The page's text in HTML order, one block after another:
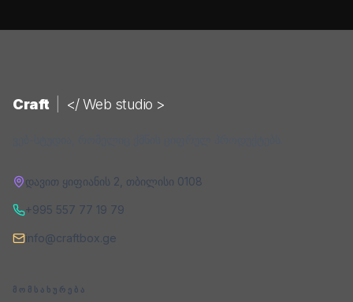
Craft </ Web studio >
დავით ყიფიანის 2 თბილისი 0108
+995 557 77 19 79
info@craftbox.ge
ᲛᲝᲛᲡᲐᲮᲣᲠᲔᲑᲐ